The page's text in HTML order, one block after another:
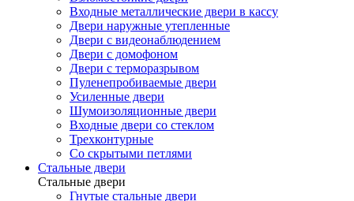
Входные металлические двери в кассу
Двери наружные утепленные
Двери с видеонаблюдением
Двери с домофоном
Двери с терморазрывом
Пуленепробиваемые двери
Усиленные двери
Шумоизоляционные двери
Входные двери со стеклом
Трехконтурные
Со скрытыми петлями
Стальные двери
Стальные двери
Гнутые стальные двери